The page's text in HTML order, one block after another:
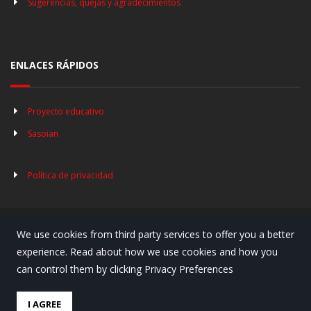
Sugerencias, quejas y agradecimientos
ENLACES RÁPIDOS
Proyecto educativo
Sasoian
Política de privacidad
© Copyright 2019. Lauro Ikastola
We use cookies from third party services to offer you a better
experience. Read about how we use cookies and how you
can control them by clicking Privacy Preferences
I AGREE